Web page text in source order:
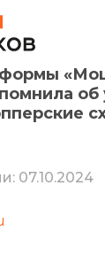
об
07.10.2024